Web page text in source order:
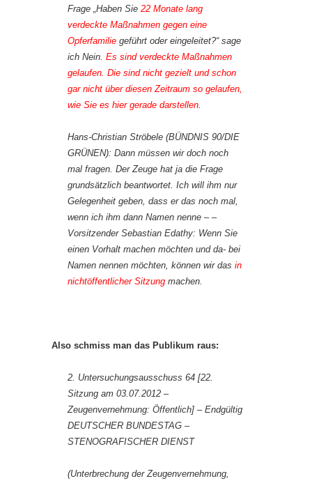
Frage „Haben Sie 22 Monate lang
verdeckte Maßnahmen gegen eine
Opferfamilie geführt oder eingeleitet?“ sage
ich Nein. Es sind verdeckte Maßnahmen
gelaufen. Die sind nicht gezielt und schon
gar nicht über diesen Zeitraum so gelaufen,
wie Sie es hier gerade darstellen.
Hans-Christian Ströbele (BÜNDNIS 90/DIE
GRÜNEN): Dann müssen wir doch noch
mal fragen. Der Zeuge hat ja die Frage
grundsätzlich beantwortet. Ich will ihm nur
Gelegenheit geben, dass er das noch mal,
wenn ich ihm dann Namen nenne – –
Vorsitzender Sebastian Edathy: Wenn Sie
einen Vorhalt machen möchten und da- bei
Namen nennen möchten, können wir das in
nichtöffentlicher Sitzung machen.
Also schmiss man das Publikum raus:
2. Untersuchungsausschuss 64 [22.
Sitzung am 03.07.2012 –
Zeugenvernehmung: Öffentlich] – Endgültig
DEUTSCHER BUNDESTAG –
STENOGRAFISCHER DIENST
(Unterbrechung der Zeugenvernehmung,